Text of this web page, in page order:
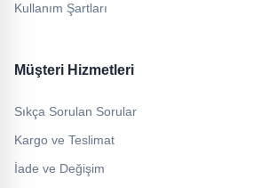
Kullanım Şartları
Müşteri Hizmetleri
Sıkça Sorulan Sorular
Kargo ve Teslimat
İade ve Değişim